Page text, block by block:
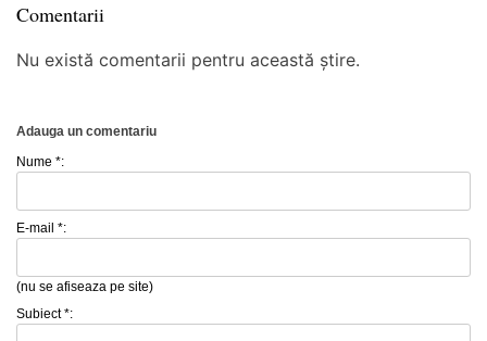
Comentarii
Nu există comentarii pentru această știre.
Adauga un comentariu
Nume *:
E-mail *:
(nu se afiseaza pe site)
Subiect *: